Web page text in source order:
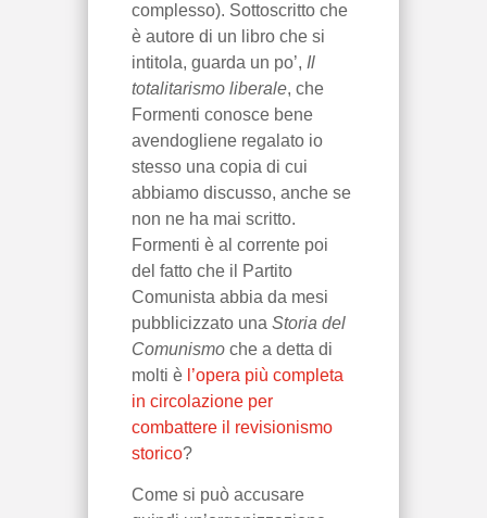
complesso). Sottoscritto che
è autore di un libro che si
intitola, guarda un po’, Il
totalitarismo liberale, che
Formenti conosce bene
avendogliene regalato io
stesso una copia di cui
abbiamo discusso, anche se
non ne ha mai scritto.
Formenti è al corrente poi
del fatto che il Partito
Comunista abbia da mesi
pubblicizzato una Storia del
Comunismoche a detta di
molti è l’opera più completa
in circolazione per
combattere il revisionismo
storico?
Come si può accusare